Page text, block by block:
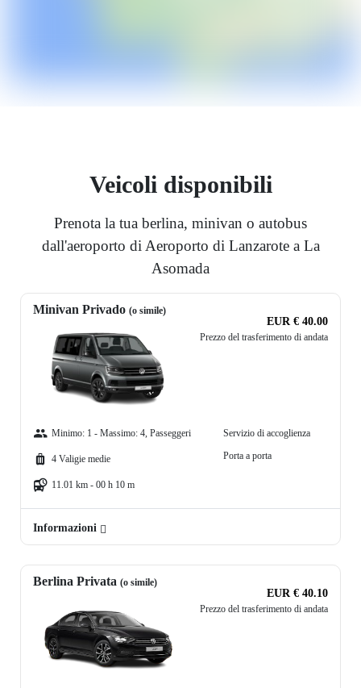
Veicoli disponibili
Prenota la tua berlina, minivan o autobus
dall'aeroporto di Aeroporto di Lanzarote a La
Asomada
Minivan Privado (o simile)
EUR € 40.00
Prezzo del trasferimento di andata
Minimo: 1 - Massimo: 4, Passeggeri
4 Valigie medie
11.01 km - 00 h 10 m
Servizio di accoglienza
Porta a porta
Informazioni
Berlina Privata (o simile)
EUR € 40.10
Prezzo del trasferimento di andata